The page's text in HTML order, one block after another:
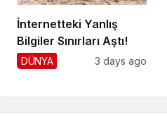
İnternetteki Yanlış
Bilgiler Sınırları Aştı!
DÜNYA 3 days ago